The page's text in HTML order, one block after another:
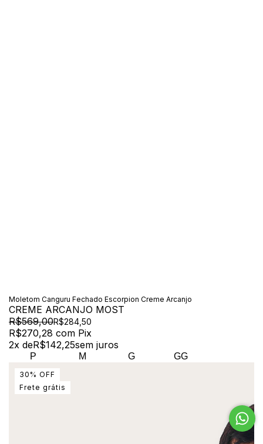
Moletom Canguru Fechado Escorpion Creme Arcanjo
CREME ARCANJO MOST
R$569,00R$284,50
R$270,28 com Pix
2x deR$142,25sem juros
P M G GG
30 % OFF
Frete grátis